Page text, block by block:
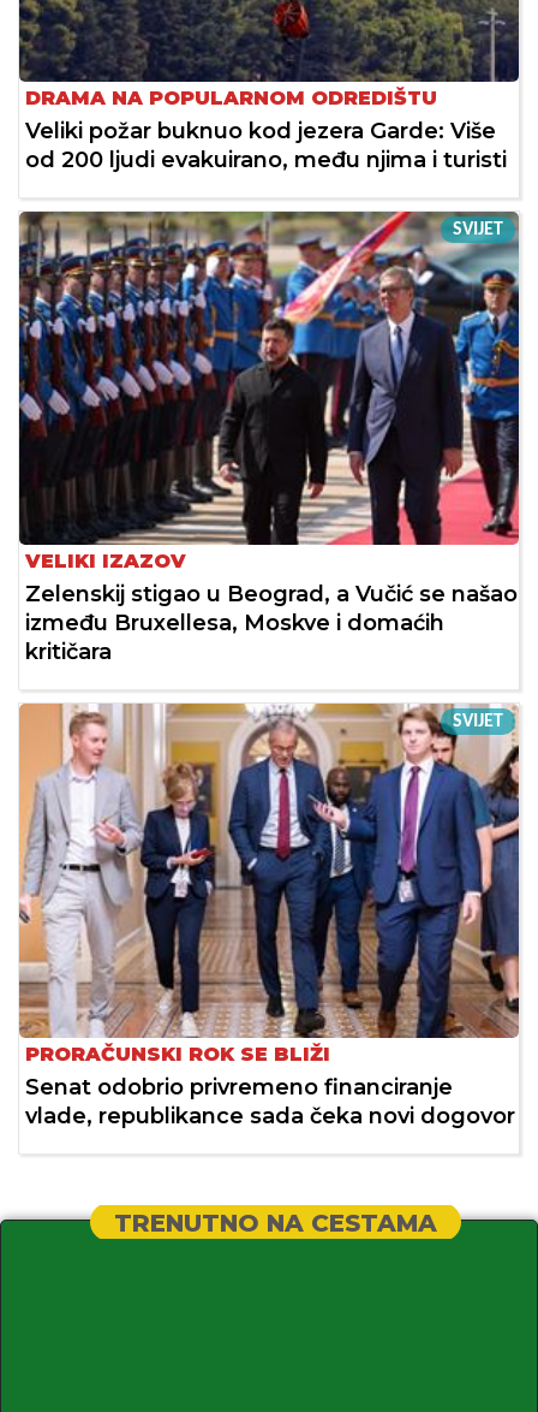
DRAMA NA POPULARNOM ODREDIŠTU
Veliki požar buknuo kod jezera Garde: Više
od 200 ljudi evakuirano, među njima i turisti
SVIJET
VELIKI IZAZOV
Zelenskij stigao u Beograd, a Vučić se našao
između Bruxellesa, Moskve i domaćih
kritičara
SVIJET
PRORAČUNSKI ROK SE BLIŽI
Senat odobrio privremeno financiranje
vlade, republikance sada čeka novi dogovor
TRENUTNO NA CESTAMA